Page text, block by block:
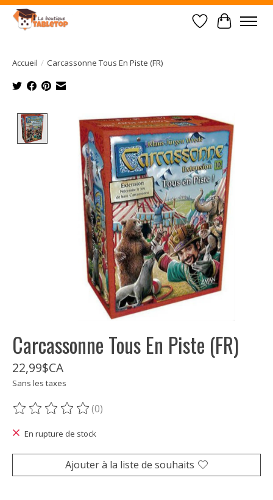
Liste dePanier
Accueil / Carcassonne Tous En Piste (FR)
Product image slideshow Items
Carcassonne Tous En Piste (FR)
22,99$CA
Sans les taxes
Ce produit est évalué à
(0)
En rupture de stock
Ajouter à la liste de souhaits